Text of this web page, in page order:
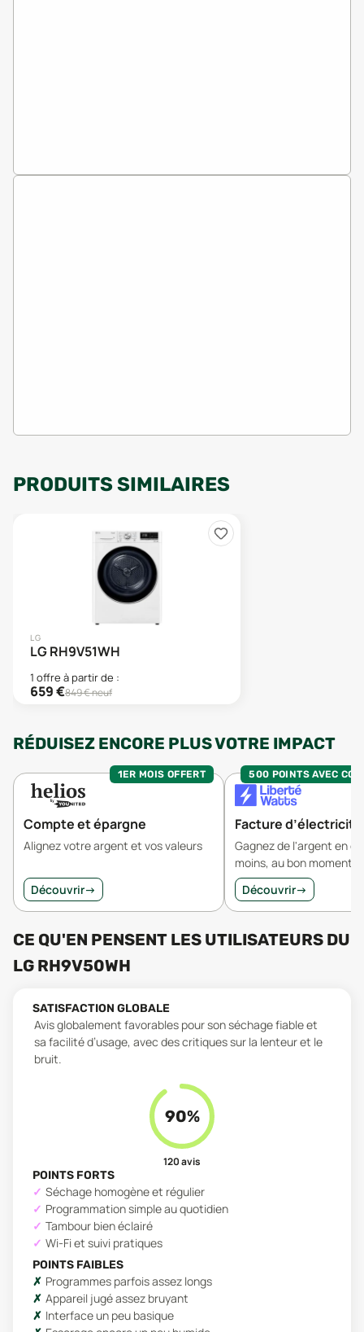
PRODUITS SIMILAIRES
LG
LG RH9V51WH
1 offre à partir de :
659€849€ neuf
RÉDUISEZ ENCORE PLUS VOTRE IMPACT
1ER MOIS OFFERT
Compte et épargne
Alignez votre argent et vos valeurs
Découvrir→
500 POINTS AVEC
Facture d’électricité
Gagnez de l'argent en
moins, au bon moment.
Découvrir→
CE QU'EN PENSENT LES UTILISATEURS DU
LG RH9V50WH
SATISFACTION GLOBALE
Avis globalement favorables pour son séchage fiable et
sa facilité d’usage, avec des critiques sur la lenteur et le
bruit.
90%
120avis
POINTS FORTS
Séchage homogène et régulier
Programmation simple au quotidien
Tambour bien éclairé
Wi‑Fi et suivi pratiques
POINTS FAIBLES
Programmes parfois assez longs
Appareil jugé assez bruyant
Interface un peu basique